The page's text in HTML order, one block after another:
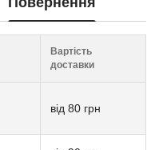
Вартість
доставки
від 80 грн